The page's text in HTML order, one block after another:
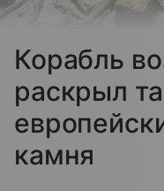
Корабль
раскрыл
камня